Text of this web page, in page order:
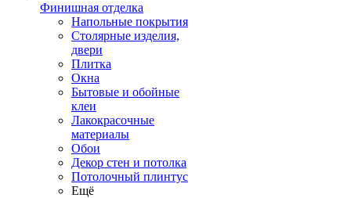
Финишная отделка
Напольные покрытия
Столярные изделия,
двери
Плитка
Окна
Бытовые и обойные
клеи
Лакокрасочные
материалы
Обои
Декор стен и потолка
Потолочный плинтус
Ещё